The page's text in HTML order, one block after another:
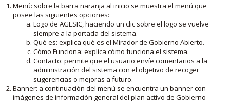
Menú: sobre la barra naranja al inicio se muestra el menú que
posee las siguientes opciones:
Logo de AGESIC, haciendo un clic sobre el logo se vuelve
siempre a la portada del sistema.
Qué es: explica qué es el Mirador de Gobierno Abierto.
Cómo Funciona: explica cómo funciona el sistema.
Contacto: permite que el usuario envíe comentarios a la
administración del sistema con el objetivo de recoger
sugerencias o mejoras a futuro.
Banner: a continuación del menú se encuentra un banner con
imágenes de información general del plan activo de Gobierno